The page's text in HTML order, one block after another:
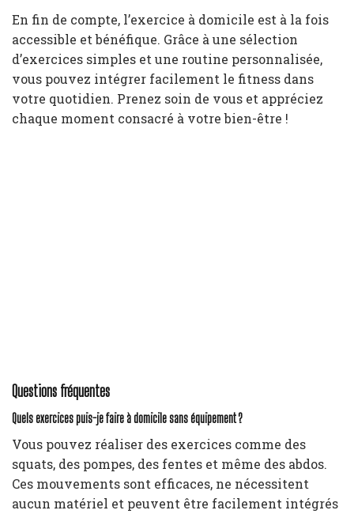
En fin de compte, l’exercice à domicile est à la fois
accessible et bénéfique. Grâce à une sélection
d’exercices simples et une routine personnalisée,
vous pouvez intégrer facilement le fitness dans
votre quotidien. Prenez soin de vous et appréciez
chaque moment consacré à votre bien-être !
Questions fréquentes
Quels exercices puis-je faire à domicile sans équipement ?
Vous pouvez réaliser des exercices comme des
squats, des pompes, des fentes et même des abdos.
Ces mouvements sont efficaces, ne nécessitent
aucun matériel et peuvent être facilement intégrés